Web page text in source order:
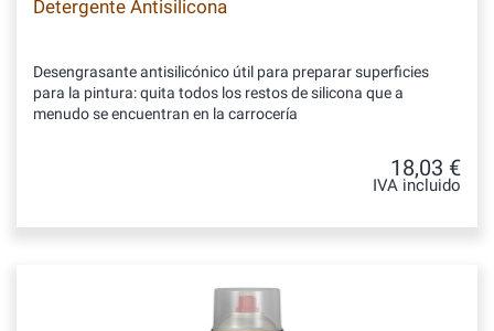
Detergente Antisilicona
Desengrasante antisilicónico útil para preparar superficies
para la pintura: quita todos los restos de silicona que a
menudo se encuentran en la carrocería
18,03 €
IVA incluido